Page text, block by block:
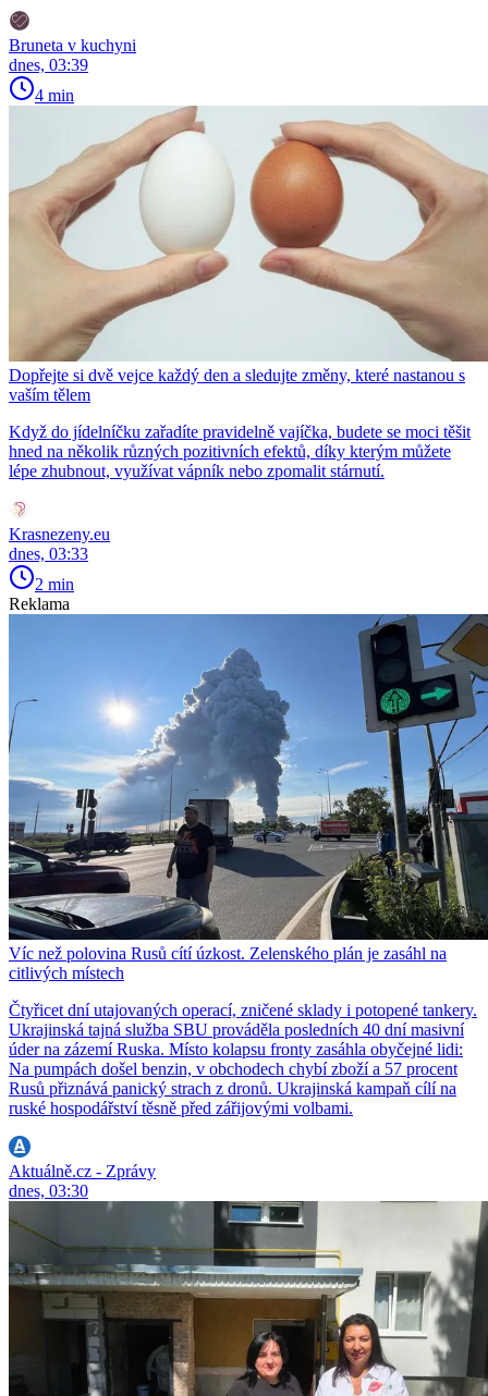
Bruneta v kuchyni
dnes, 03:39
4 min
Dopřejte si dvě vejce každý den a sledujte změny, které nastanou s
vaším tělem
Když do jídelníčku zařadíte pravidelně vajíčka, budete se moci těšit
hned na několik různých pozitivních efektů, díky kterým můžete
lépe zhubnout, využívat vápník nebo zpomalit stárnutí.
Krasnezeny.eu
dnes, 03:33
2 min
Reklama
Víc než polovina Rusů cítí úzkost. Zelenského plán je zasáhl na
citlivých místech
Čtyřicet dní utajovaných operací, zničené sklady i potopené tankery.
Ukrajinská tajná služba SBU prováděla posledních 40 dní masivní
úder na zázemí Ruska. Místo kolapsu fronty zasáhla obyčejné lidi:
Na pumpách došel benzin, v obchodech chybí zboží a 57 procent
Rusů přiznává panický strach z dronů. Ukrajinská kampaň cílí na
ruské hospodářství těsně před zářijovými volbami.
Aktuálně.cz - Zprávy
dnes, 03:30